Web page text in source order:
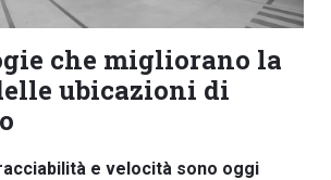
che migliorano la
ubicazioni di
e velocità sono oggi